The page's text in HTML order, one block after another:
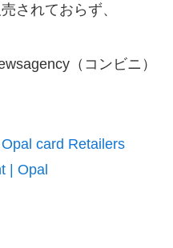
されておらず、
（コンビニ）
Opal card Retailers
| Opal